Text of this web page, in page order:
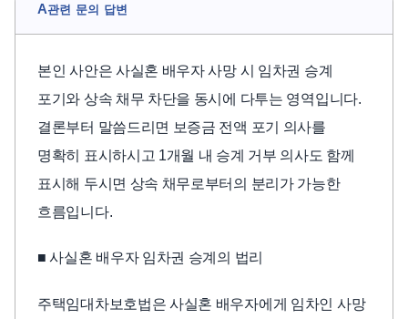
A관련 문의 답변
본인 사안은 사실혼 배우자 사망 시 임차권 승계
포기와 상속 채무 차단을 동시에 다투는 영역입니다.
결론부터 말씀드리면 보증금 전액 포기 의사를
명확히 표시하시고 1개월 내 승계 거부 의사도 함께
표시해 두시면 상속 채무로부터의 분리가 가능한
흐름입니다.
■ 사실혼 배우자 임차권 승계의 법리
주택임대차보호법은 사실혼 배우자에게 임차인 사망